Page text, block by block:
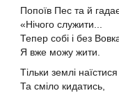
Попоїв Пес та й
«Нічого служити...
Тепер собі і без
Я вже можу жити.
Тільки землі
Та сміло кидатись,